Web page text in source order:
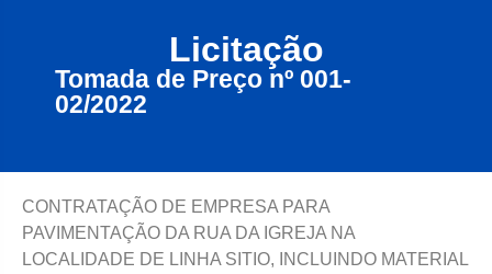
Licitação
Tomada de Preço nº 001-
02/2022
CONTRATAÇÃO DE EMPRESA PARA
PAVIMENTAÇÃO DA RUA DA IGREJA NA
LOCALIDADE DE LINHA SITIO, INCLUINDO MATERIAL